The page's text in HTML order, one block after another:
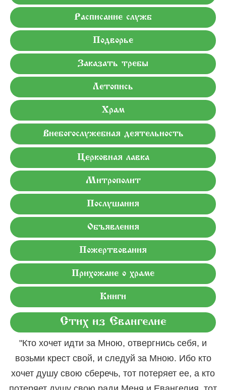
Расписание служб
Подворье
Заказать требы
Летопись
Храм
Внебогослужебная деятельность
Церковная лавка
Митрополит
Послушания
Объявления
Пожертвования
Прихожане о храме
Книги
Стих из Евангелие
"Кто хочет идти за Мною, отвергнись себя, и
возьми крест свой, и следуй за Мною. Ибо кто
хочет душу свою сберечь, тот потеряет ее, а кто